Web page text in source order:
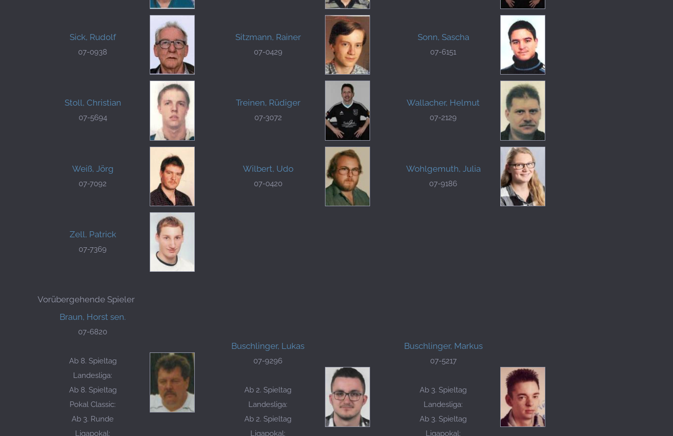
Sick, Rudolf
07-0938
Sitzmann, Rainer
07-0429
Sonn, Sascha
07-6151
Stoll, Christian
07-5694
Treinen, Rüdiger
07-3072
Wallacher, Helmut
07-2129
Weiß, Jörg
07-7092
Wilbert, Udo
07-0420
Wohlgemuth, Julia
07-9186
Zell, Patrick
07-7369
Vorübergehende Spieler
Braun, Horst sen.
07-6820
Ab 8. Spieltag
Landesliga:
Ab 8. Spieltag
Pokal Classic:
Ab 3. Runde
Ligapokal:
Buschlinger, Lukas
07-9296
Ab 2. Spieltag
Landesliga:
Ab 2. Spieltag
Ligapokal:
Buschlinger, Markus
07-5217
Ab 3. Spieltag
Landesliga:
Ab 3. Spieltag
Ligapokal: